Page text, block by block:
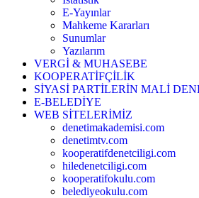
E-Yayınlar
Mahkeme Kararları
Sunumlar
Yazılarım
VERGİ & MUHASEBE
KOOPERATİFÇİLİK
SİYASİ PARTİLERİN MALİ
E-BELEDİYE
WEB SİTELERİMİZ
denetimakademisi.com
denetimtv.com
kooperatifdenetciligi.com
hiledenetciligi.com
kooperatifokulu.com
belediyeokulu.com